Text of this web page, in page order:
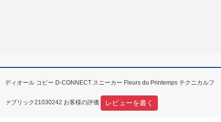
ディオール コピー D-CONNECT スニーカー Fleurs du Printemps テクニカルフ
ァブリック21030242 お客様の評価 レビューを書く